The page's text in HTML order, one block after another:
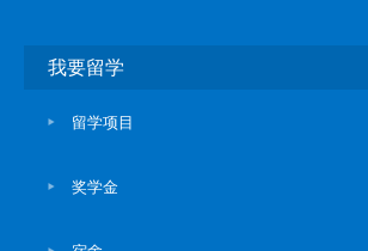
我要留学
留学项目
奖学金